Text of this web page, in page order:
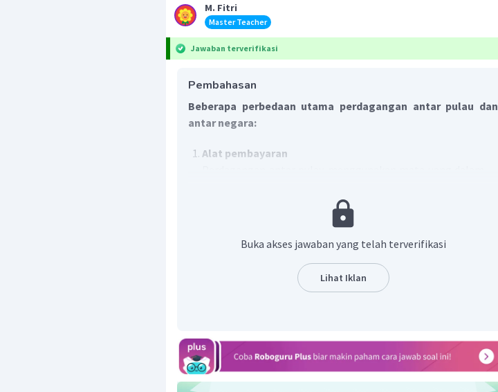
M. Fitri
Master Teacher
Jawaban terverifikasi
Pembahasan
Beberapa perbedaan utama perdagangan antar pulau dan
antar negara:
Alat pembayaran
perdagangan antar negara menggunakan valuta asing
(valas) sehingga menimbulkan kurs valuta asing.
Perdagangan antar pulau merupakan perdagangan
antardaerah dan antarpulau dalam lingkup suatu negara.
Sedangkan perdagangan antar negara adalah perdagangan
lain.
Buka akses jawaban yang telah terverifikasi
Lihat Iklan